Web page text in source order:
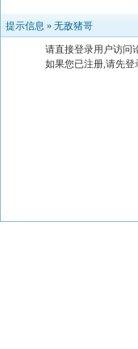
提示信息 » 无敌猪哥
请直接登录用户访问
如果您已注册,请先